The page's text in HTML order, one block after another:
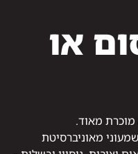
או
מאוניברסיטת